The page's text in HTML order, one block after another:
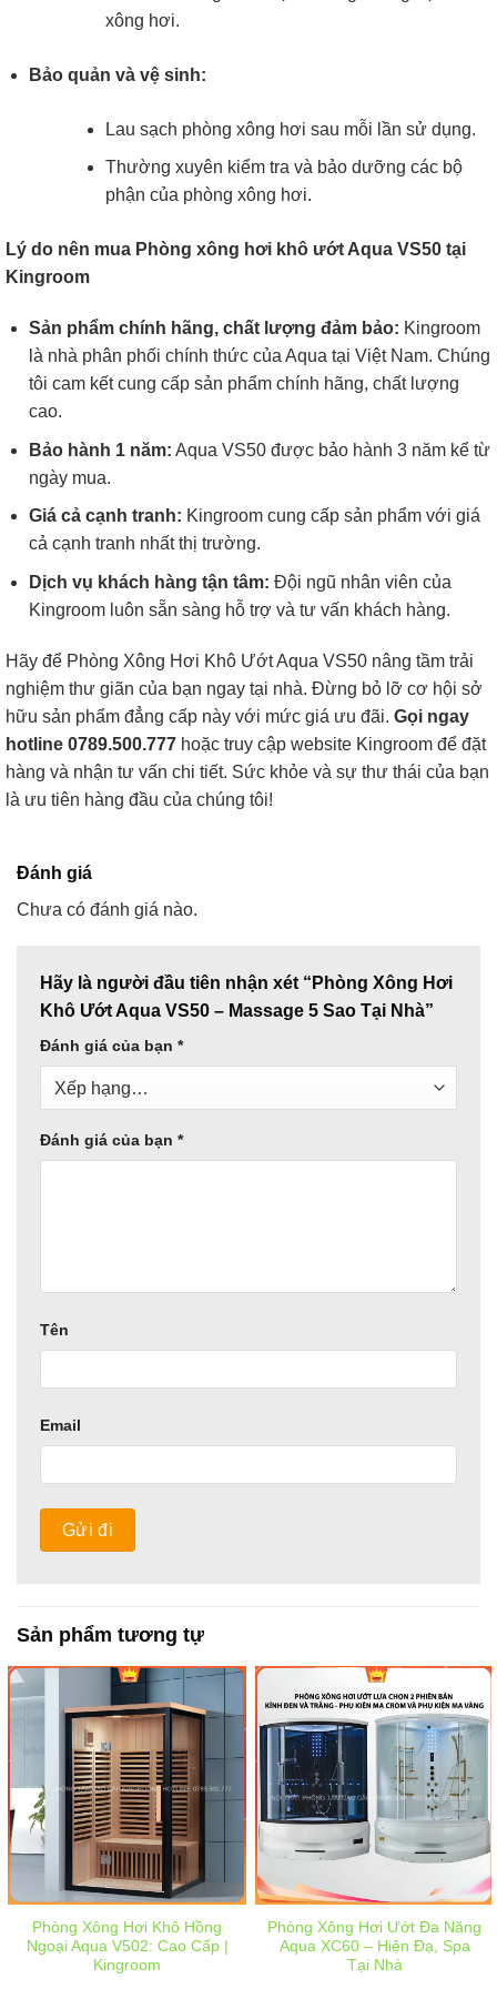
xông hơi.
Bảo quản và vệ sinh:
Lau sạch phòng xông hơi sau mỗi lần sử dụng.
Thường xuyên kiểm tra và bảo dưỡng các bộ
phận của phòng xông hơi.
Lý do nên mua Phòng xông hơi khô ướt Aqua VS50 tại
Kingroom
Sản phẩm chính hãng, chất lượng đảm bảo: Kingroom
là nhà phân phối chính thức của Aqua tại Việt Nam. Chúng
tôi cam kết cung cấp sản phẩm chính hãng, chất lượng
cao.
Bảo hành 1 năm: Aqua VS50 được bảo hành 3 năm kể từ
ngày mua.
Giá cả cạnh tranh: Kingroom cung cấp sản phẩm với giá
cả cạnh tranh nhất thị trường.
Dịch vụ khách hàng tận tâm: Đội ngũ nhân viên của
Kingroom luôn sẵn sàng hỗ trợ và tư vấn khách hàng.
Hãy để Phòng Xông Hơi Khô Ướt Aqua VS50 nâng tầm trải
nghiệm thư giãn của bạn ngay tại nhà. Đừng bỏ lỡ cơ hội sở
hữu sản phẩm đẳng cấp này với mức giá ưu đãi. Gọi ngay
hotline 0789.500.777 hoặc truy cập website Kingroom để đặt
hàng và nhận tư vấn chi tiết. Sức khỏe và sự thư thái của bạn
là ưu tiên hàng đầu của chúng tôi!
Đánh giá
Chưa có đánh giá nào.
Hãy là người đầu tiên nhận xét “Phòng Xông Hơi
Khô Ướt Aqua VS50 – Massage 5 Sao Tại Nhà”
Đánh giá của bạn *
Đánh giá của bạn *
Tên
Email
Sản phẩm tương tự
Phòng Xông Hơi Khô Hồng
Ngoại Aqua V502: Cao Cấp |
Kingroom
Phòng Xông Hơi Ướt Đa Năng
Aqua XC60 – Hiện Đạ, Spa
Tại Nhà